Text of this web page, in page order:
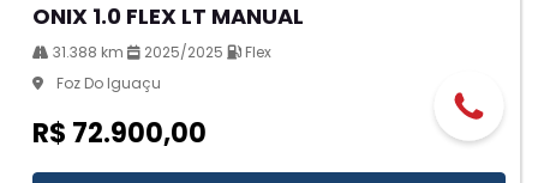
ONIX 1.0 FLEX LT MANUAL
31.388 km 2025/2025
Flex
Foz Do Iguaçu
R$ 72.900,00